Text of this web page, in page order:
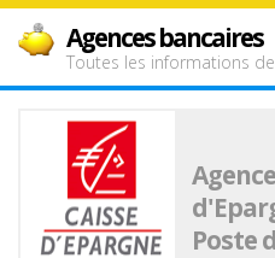
Agences bancaires
Toutes les informations
Poste